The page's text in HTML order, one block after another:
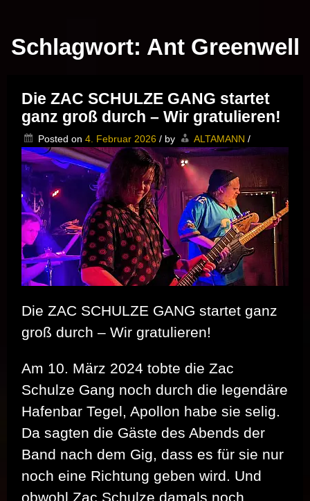
Schlagwort: Ant Greenwell
Die ZAC SCHULZE GANG startet
ganz groß durch – Wir gratulieren!
Posted on 4. Februar 2026 / by ALTAMANN /
Die ZAC SCHULZE GANG startet ganz
groß durch – Wir gratulieren!
Am 10. März 2024 tobte die Zac
Schulze Gang noch durch die legendäre
Hafenbar Tegel, Apollon habe sie selig.
Da sagten die Gäste des Abends der
Band nach dem Gig, dass es für sie nur
noch eine Richtung geben wird. Und
obwohl Zac Schulze damals noch